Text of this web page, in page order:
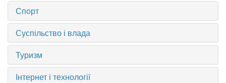
Спорт
Суспільство і влада
Туризм
Інтернет і технології